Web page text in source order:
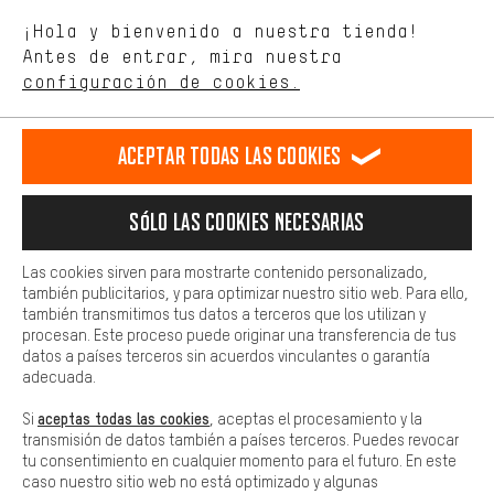
Idioma"
español
ES english Deutsch
RESCINDIR EL CONTRATO Comunidad de Aquisgrán Programa de afiliados
Aviso Legal Protección de datos Condiciones Generales
Plataforma de reportes Reciclaje de baterias
Configuración de las cookies Ajusta el contraste
Todos los precios indicados son en euros e sin MwSt, más
gastos de envío aEstados Unidos.
¡Hola y bienvenido a nuestra tienda!
Antes de entrar, mira nuestra
configuración de cookies.
tienda. Con las cookies de rendimiento, puedes influir en la mejora
de nuestro sitio web y nuestra oferta de la tienda con tu
comportamiento de compra.
Más confort
cookies de comodidad, creamos enlaces a plataformas de redes
sociales. Esto nos permite proporcionarle más contenido e
adicionales que le ayudarán a encontrar los productos adecuados.
preguntas de forma rápida y sencilla.
Básica
Las cookies básicas aseguran que puedas usar nuestro sitio web.
Aceptar todas las cookies
Sólo las cookies necesarias
Las cookies sirven para mostrarte contenido personalizado,
también publicitarios, y para optimizar nuestro sitio web. Para ello,
también transmitimos tus datos a terceros que los utilizan y
procesan. Este proceso puede originar una transferencia de tus
datos a países terceros sin acuerdos vinculantes o garantía
adecuada.
Si aceptas todas las cookies , aceptas el procesamiento y la
transmisión de datos también a países terceros. Puedes revocar
tu consentimiento en cualquier momento para el futuro. En este
caso nuestro sitio web no está optimizado y algunas